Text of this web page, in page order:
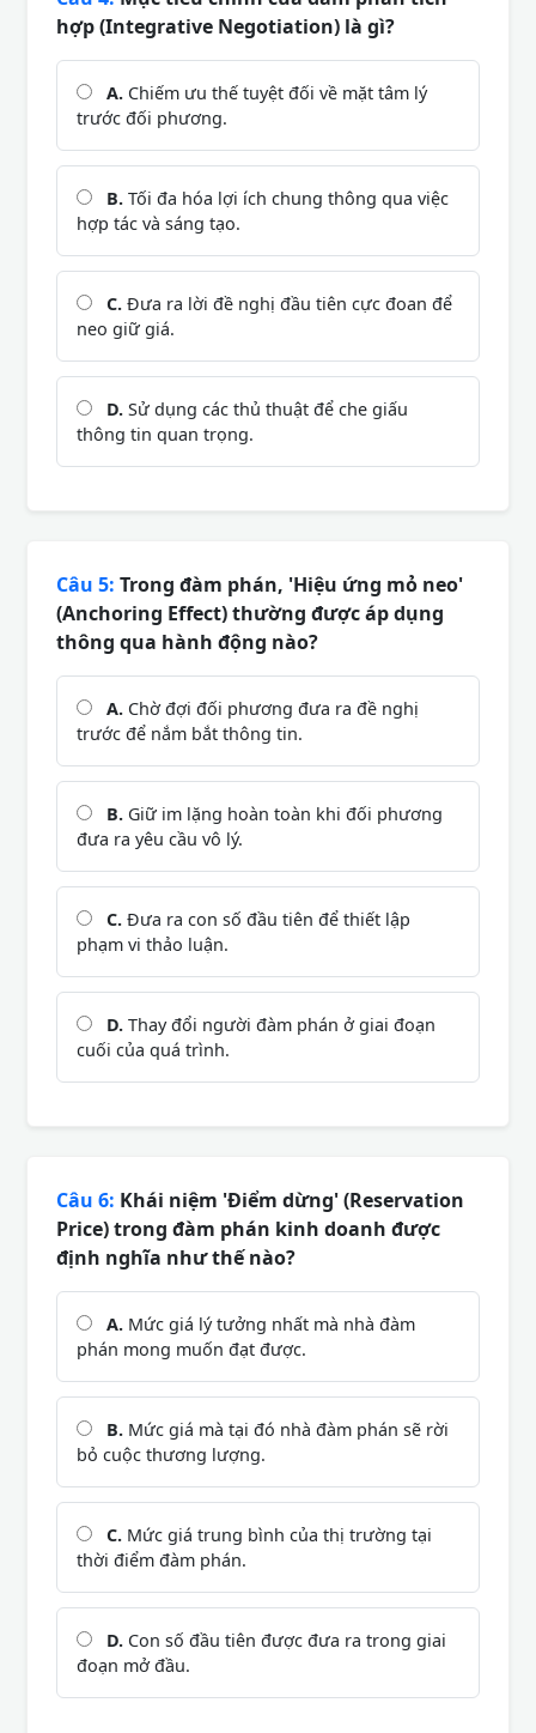
hợp (Integrative Negotiation) là gì?
A. Chiếm ưu thế tuyệt đối về mặt tâm lý
trước đối phương.
B. Tối đa hóa lợi ích chung thông qua việc
hợp tác và sáng tạo.
C. Đưa ra lời đề nghị đầu tiên cực đoan để
neo giữ giá.
D. Sử dụng các thủ thuật để che giấu
thông tin quan trọng.
Câu 5: Trong đàm phán, 'Hiệu ứng mỏ neo'
(Anchoring Effect) thường được áp dụng
thông qua hành động nào?
A. Chờ đợi đối phương đưa ra đề nghị
trước để nắm bắt thông tin.
B. Giữ im lặng hoàn toàn khi đối phương
đưa ra yêu cầu vô lý.
C. Đưa ra con số đầu tiên để thiết lập
phạm vi thảo luận.
D. Thay đổi người đàm phán ở giai đoạn
cuối của quá trình.
Câu 6: Khái niệm 'Điểm dừng' (Reservation
Price) trong đàm phán kinh doanh được
định nghĩa như thế nào?
A. Mức giá lý tưởng nhất mà nhà đàm
phán mong muốn đạt được.
B. Mức giá mà tại đó nhà đàm phán sẽ rời
bỏ cuộc thương lượng.
C. Mức giá trung bình của thị trường tại
thời điểm đàm phán.
D. Con số đầu tiên được đưa ra trong giai
đoạn mở đầu.